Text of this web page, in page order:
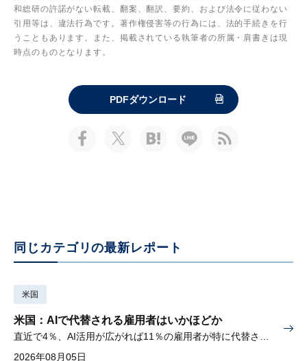
和総研の許諾がない転載、翻案、翻訳、要約、および法令に従わない
引用等は、違法行為です。著作権侵害等の行為には、法的手続きを行
うこともあります。また、掲載されている執筆者の所属・肩書きは現
時点のものとなります。
PDFダウンロード
同じカテゴリの最新レポート
米国
米国：AIで代替される雇用者はいかほどか
2026年08月05日